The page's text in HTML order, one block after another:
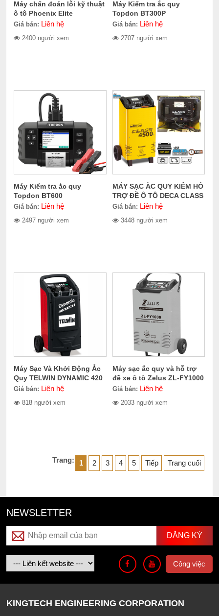
Máy chẩn đoán lỗi kỹ thuật
ô tô Phoenix Elite
Giá bán: Liên hệ
2400 người xem
Máy Kiểm tra ắc quy
Topdon BT300P
Giá bán: Liên hệ
2707 người xem
Máy Kiểm tra ắc quy
Topdon BT600
Giá bán: Liên hệ
2497 người xem
MÁY SẠC ẮC QUY KIÊM HỖ
TRỢ ĐỀ Ô TÔ DECA CLASS
BOOSTER 4500
Giá bán: Liên hệ
3448 người xem
Máy Sạc Và Khởi Động Ắc
Quy TELWIN DYNAMIC 420
START
Giá bán: Liên hệ
818 người xem
Máy sạc ắc quy và hỗ trợ
đề xe ô tô Zelus ZL-FY1000
Giá bán: Liên hệ
2033 người xem
Trang: 1 2 3 4 5 Tiếp Trang cuối
NEWSLETTER
Công việc
KINGTECH ENGINEERING CORPORATION